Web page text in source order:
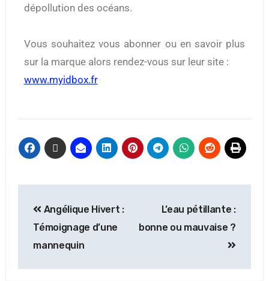
dépollution des océans.
Vous souhaitez vous abonner ou en savoir plus
sur la marque alors rendez-vous sur leur site :
www.myidbox.fr
Angélique Hivert :
Témoignage d’une
mannequin
L’eau pétillante :
bonne ou mauvaise ?